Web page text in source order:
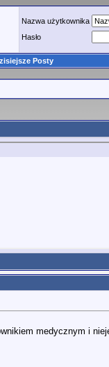
Nazwa użytkownika
Hasło
Posty
medycznym i